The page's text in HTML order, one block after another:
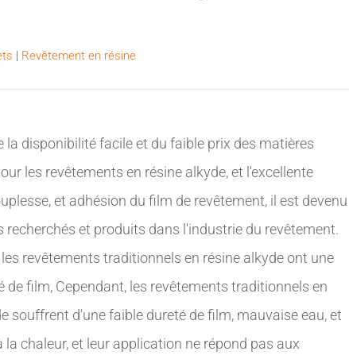
| Revêtement en résine
la disponibilité facile et du faible prix des matières
les revêtements en résine alkyde, et l'excellente
et adhésion du film de revêtement, il est devenu
recherchés et produits dans l'industrie du revêtement.
revêtements traditionnels en résine alkyde ont une
de film, Cependant, les revêtements traditionnels en
souffrent d'une faible dureté de film, mauvaise eau, et
la chaleur, et leur application ne répond pas aux